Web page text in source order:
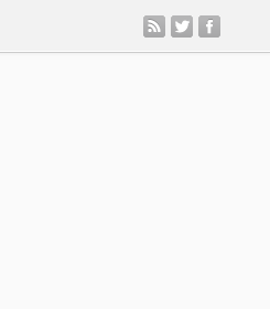
rss twitter